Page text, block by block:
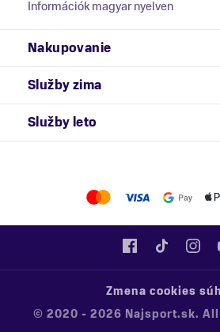
Információk magyar nyelven
Nakupovanie
Služby zima
Služby leto
© 2020 - 2026 Najsport.sk.
Zmena cookies